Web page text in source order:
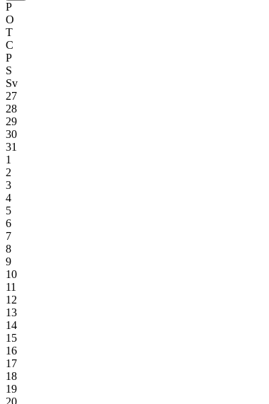
P
O
T
C
P
S
Sv
27
28
29
30
31
1
2
3
4
5
6
7
8
9
10
11
12
13
14
15
16
17
18
19